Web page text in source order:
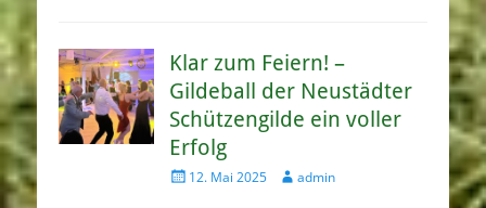
Klar zum Feiern! –
Gildeball der Neustädter
Schützengilde ein voller
Erfolg
Veröffentlicht
12. Mai 2025 Autoradmin